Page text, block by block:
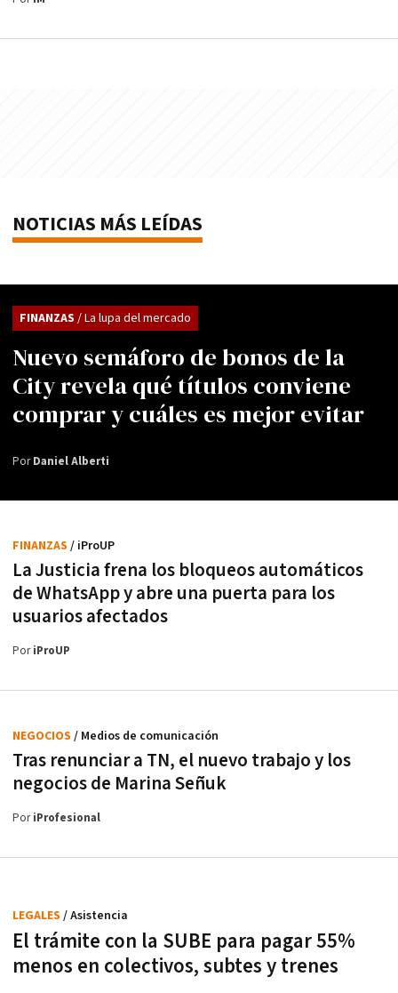
NOTICIAS MÁS LEÍDAS
Nuevo semáforo de bonos de la
City revela qué títulos conviene
comprar y cuáles es mejor evitar
FINANZAS / La lupa del mercado
PorDaniel Alberti
La Justicia frena los bloqueos automáticos
de WhatsApp y abre una puerta para los
usuarios afectados
FINANZAS / iProUP
PoriProUP
Tras renunciar a TN, el nuevo trabajo y los
negocios de Marina Señuk
NEGOCIOS / Medios de comunicación
PoriProfesional
El trámite con la SUBE para pagar 55%
menos en colectivos, subtes y trenes
LEGALES / Asistencia